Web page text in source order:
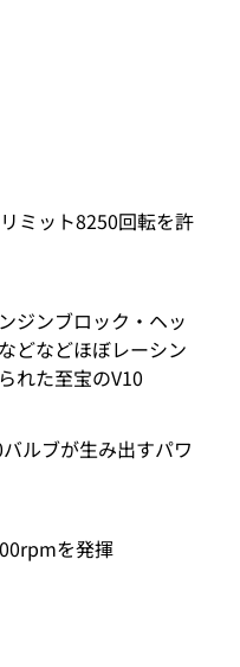
ミット8250回転を許
ジンブロック・ヘッ
どなどほぼレーシン
れた至宝のV10
ルブが生み出すパワ
を発揮